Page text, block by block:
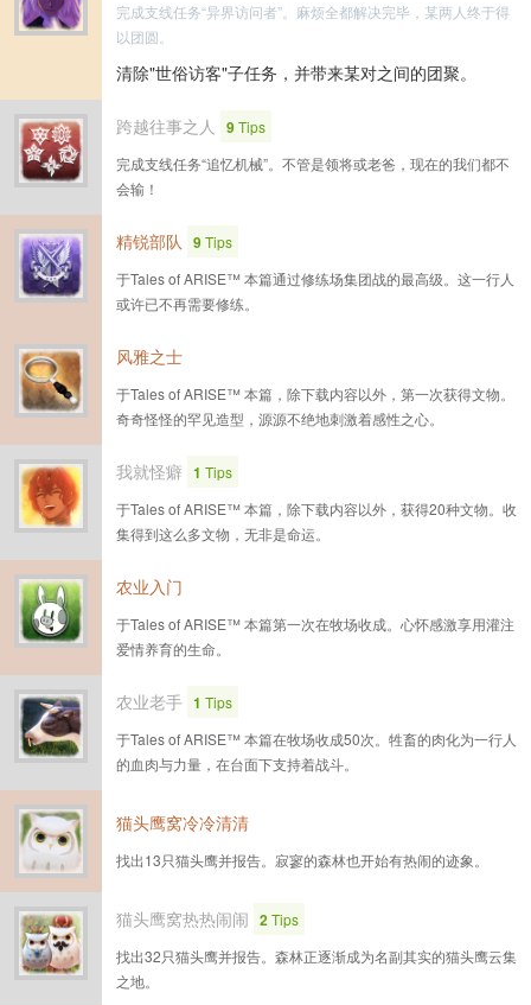
完成支线任务“异界访问者”。麻烦全都解决完毕，某两人终于得
以团圆。
清除"世俗访客"子任务，并带来某对之间的团聚。
跨越往事之人 9Tips
完成支线任务“追忆机械”。不管是领将或老爸，现在的我们都不
会输！
精锐部队 9Tips
于Tales of ARISE™ 本篇通过修练场集团战的最高级。这一行人
或许已不再需要修练。
风雅之士
于Tales of ARISE™ 本篇，除下载内容以外，第一次获得文物。
奇奇怪怪的罕见造型，源源不绝地刺激着感性之心。
我就怪癖 1 Tips
于Tales of ARISE™ 本篇，除下载内容以外，获得20种文物。收
集得到这么多文物，无非是命运。
农业入门
于Tales of ARISE™ 本篇第一次在牧场收成。心怀感激享用灌注
爱情养育的生命。
农业老手 1 Tips
于Tales of ARISE™ 本篇在牧场收成50次。牲畜的肉化为一行人
的血肉与力量，在台面下支持着战斗。
猫头鹰窝冷冷清清
找出13只猫头鹰并报告。寂寥的森林也开始有热闹的迹象。
猫头鹰窝热热闹闹 2Tips
找出32只猫头鹰并报告。森林正逐渐成为名副其实的猫头鹰云集
之地。